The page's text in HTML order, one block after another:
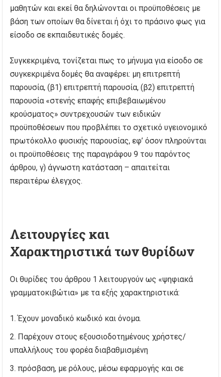
μαθητών και εκεί θα δηλώνονται οι προϋποθέσεις με
βάση των οποίων θα δίνεται ή όχι το πράσινο φως για
είσοδο σε εκπαιδευτικές δομές.
Συγκεκριμένα, τονίζεται πως το μήνυμα για είσοδο σε
συγκεκριμένα δομές θα αναφέρει: μη επιτρεπτή
παρουσία, (β1) επιτρεπτή παρουσία, (β2) επιτρεπτή
παρουσία «στενής επαφής επιβεβαιωμένου
κρούσματος» συντρεχουσών των ειδικών
προϋποθέσεων που προβλέπει το σχετικό υγειονομικό
πρωτόκολλο φυσικής παρουσίας, εφ’ όσον πληρούνται
οι προϋποθέσεις της παραγράφου 9 του παρόντος
άρθρου, γ) άγνωστη κατάσταση – απαιτείται
περαιτέρω έλεγχος.
Λειτουργίες και
Χαρακτηριστικά των θυρίδων
Οι θυρίδες του άρθρου 1 λειτουργούν ως «ψηφιακά
γραμματοκιβώτια» με τα εξής χαρακτηριστικά:
Έχουν μοναδικό κωδικό και όνομα.
Παρέχουν στους εξουσιοδοτημένους χρήστες/
υπαλλήλους του φορέα διαβαθμισμένη
πρόσβαση, με ρόλους, μέσω εφαρμογής και σε